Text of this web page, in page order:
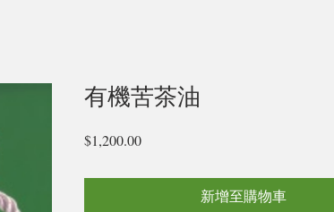
有機苦茶油
$1,200.00價
新增至購物車